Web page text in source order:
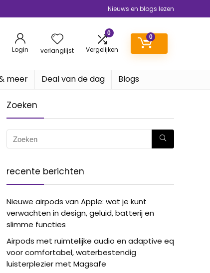
Nieuws en blogs lezen
Login verlanglijst
0
Vergelijken
0
meer Deal van de dag Blogs
Zoeken
recente berichten
Nieuwe airpods van Apple: wat je kunt
verwachten in design, geluid, batterij en
slimme functies
Airpods met ruimtelijke audio en adaptive eq
voor comfortabel, waterbestendig
luisterplezier met Magsafe